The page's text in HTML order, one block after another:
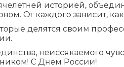
историей,
От каждого зависит,
делятся своим
неиссякаемого
С Днем России!